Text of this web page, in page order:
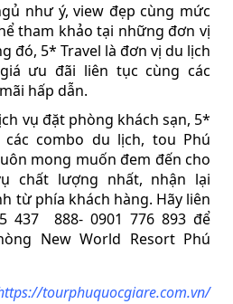
như ý, view đẹp cùng mức
tham khảo tại những đơn vị
đó, 5* Travel là đơn vị du lịch
ưu đãi liên tục cùng các
hấp dẫn.
vụ đặt phòng khách sạn, 5*
các combo du lịch, tou Phú
mong muốn đem đến cho
chất lượng nhất, nhận lại
từ phía khách hàng. Hãy liên
437
888- 0901 776 893 để
New World Resort Phú
tourphuquocgiare.com.vn/